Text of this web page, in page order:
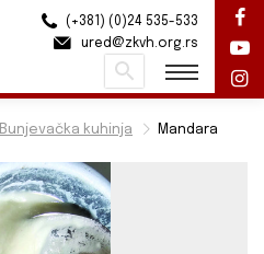
Bunjevačka kuhinja Mandara
(+381) (0)24 535-533
ured@zkvh.org.rs
Pretraži